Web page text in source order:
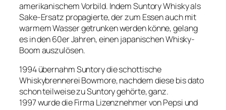
amerikanischem Vorbild. Indem Suntory Whisky als
Sake-Ersatz propagierte, der zum Essen auch mit
warmem Wasser getrunken werden könne, gelang
es in den 60er Jahren, einen japanischen Whisky-
Boom auszulösen.
1994 übernahm Suntory die schottische
Whiskybrennerei Bowmore, nachdem diese bis dato
schon teilweise zu Suntory gehörte, ganz.
1997 wurde die Firma Lizenznehmer von Pepsi und